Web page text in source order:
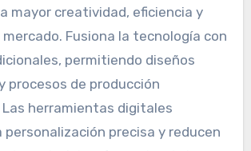
mayor creatividad, eficiencia y
Fusiona la tecnología con
permitiendo diseños
procesos de producción
herramientas digitales
personalización precisa y reducen